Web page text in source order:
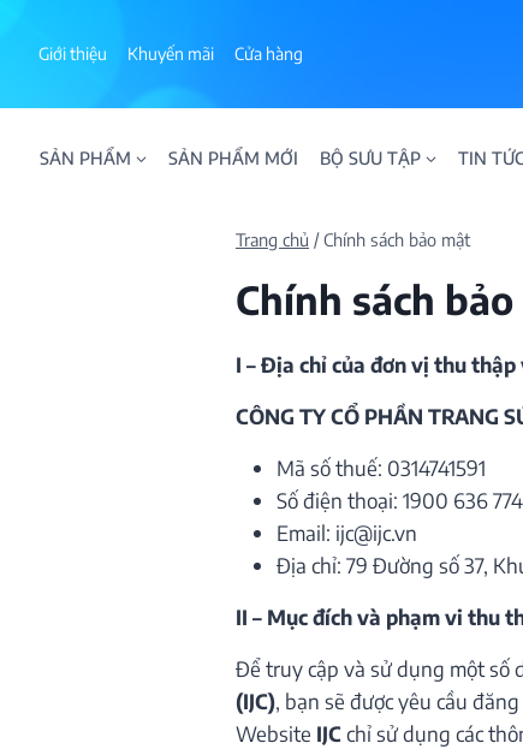
Giới thiệu Khuyến mãi Cửa hàng
SẢN PHẨM SẢN PHẨM MỚI BỘ SƯU TẬP
ALPHA AURA
BST BLOOM
BST NHẪN KIM
BST NHẪN NAM
BST SWEETIES
FAMILY
HOA CỦA NẮNG
INITIAL STUDS
KHẢM SẮC VÔ
KIM DUYÊN
LOVE IN
MIELORA
NGUYỆT ẢNH
QUÀ TẶNG MẸ
SHADOW
TIN
Trang chủ /Chính sách bảo mật
Chính sách
I – Địa chỉ của đơn vị thu
CÔNG TY CỔ PHẦN TRANG
Mã số thuế: 0314741591
Số điện thoại: 1900 636 774
Email: ijc@ijc.vn
Địa chỉ: 79 Đường số 37,
II – Mục đích và phạm vi thu
Để truy cập và sử dụng một số
(IJC), bạn sẽ được yêu cầu
Website IJC chỉ sử dụng các